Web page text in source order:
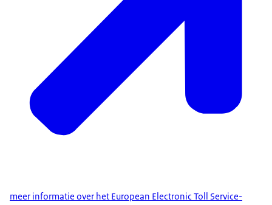
goederenvervoer over de weg
voorwaarden voor een Eurovergunningstaan op de
Meer informatie over de CEMT-vergunning en het
aanvragen ervan
staat op de website van de NIWO.
meer informatie over het European Electronic Toll Service-